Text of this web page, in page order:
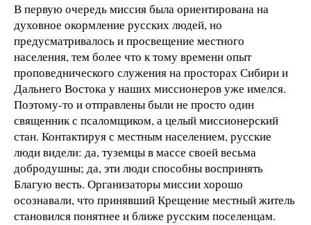
В первую очередь миссия была ориентирована на
духовное окормление русских людей, но
предусматривалось и просвещение местного
населения, тем более что к тому времени опыт
проповеднического служения на просторах Сибири и
Дальнего Востока у наших миссионеров уже имелся.
Поэтому-то и отправлены были не просто один
священник с псаломщиком, а целый миссионерский
стан. Контактируя с местным населением, русские
люди видели: да, туземцы в массе своей весьма
добродушны; да, эти люди способны воспринять
Благую весть. Организаторы миссии хорошо
осознавали, что принявший Крещение местный житель
становился понятнее и ближе русским поселенцам.